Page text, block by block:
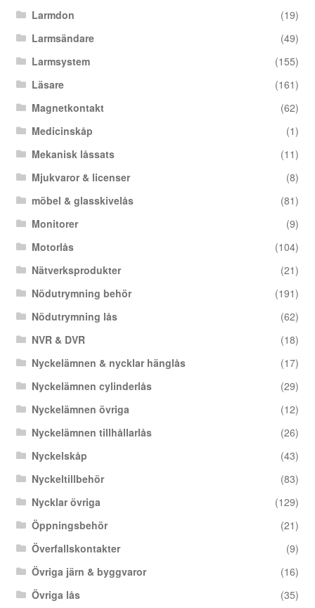
Larmdon
(19)
Larmsändare
(49)
Larmsystem
(155)
Läsare
(161)
Magnetkontakt
(62)
Medicinskåp
(1)
Mekanisk låssats
(11)
Mjukvaror & licenser
(8)
möbel & glasskivelås
(81)
Monitorer
(9)
Motorlås
(104)
Nätverksprodukter
(21)
Nödutrymning behör
(191)
Nödutrymning lås
(62)
NVR & DVR
(18)
Nyckelämnen & nycklar hänglås
(17)
Nyckelämnen cylinderlås
(29)
Nyckelämnen övriga
(12)
Nyckelämnen tillhållarlås
(26)
Nyckelskåp
(43)
Nyckeltillbehör
(83)
Nycklar övriga
(129)
Öppningsbehör
(21)
Överfallskontakter
(9)
Övriga järn & byggvaror
(16)
Övriga lås
(35)